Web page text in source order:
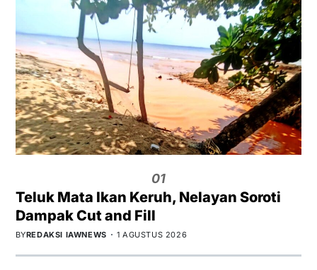
01
Teluk Mata Ikan Keruh, Nelayan Soroti
Dampak Cut and Fill
BYREDAKSI IAWNEWS 1 AGUSTUS 2026